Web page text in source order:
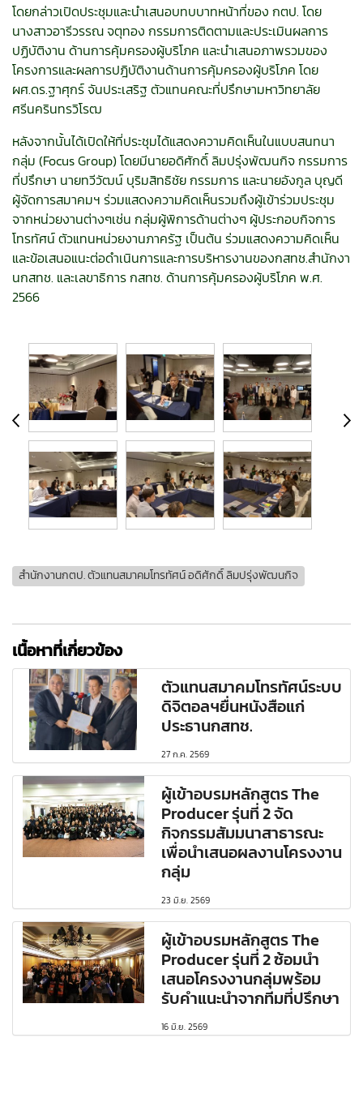
โดยกล่าวเปิดประชุมและนำเสนอบทบบาทหน้าที่ของ กตป. โดย
นางสาวอารีวรรณ จตุทอง กรรมการติดตามและประเมินผลการ
ปฏิบัติงาน ด้านการคุ้มครองผู้บริโภค และนำเสนอภาพรวมของ
โครงการและผลการปฎิบัติงานด้านการคุ้มครองผู้บริโภค โดย
ผศ.ดร.ฐาศุกร์ จันประเสริฐ ตัวแทนคณะที่ปรึกษามหาวิทยาลัย
ศรีนครินทรวิโรฒ
หลังจากนั้นได้เปิดให้ที่ประชุมได้แสดงความคิดเห็นในแบบสนทนา
กลุ่ม (Focus Group) โดยมีนายอดิศักดิ์ ลิมปรุ่งพัฒนกิจ กรรมการ
ที่ปรึกษา นายทวีวัฒน์ บุริมสิทธิชัย กรรมการ และนายอังกูล บุญดี
ผู้จัดการสมาคมฯ ร่วมแสดงความคิดเห็นรวมถึงผู้เข้าร่วมประชุม
จากหน่วยงานต่างๆเช่น กลุ่มผู้พิการด้านต่างๆ ผู้ประกอบกิจการ
โทรทัศน์ ตัวแทนหน่วยงานภาครัฐ เป็นต้น ร่วมแสดงความคิดเห็น
และข้อเสนอแนะต่อดำเนินการและการบริหารงานของกสทช.สำนักงา
นกสทช. และเลขาธิการ กสทช. ด้านการคุ้มครองผู้บริโภค พ.ศ.
2566
สำนักงานกตป. ตัวแทนสมาคมโทรทัศน์ อดิศักดิ์ ลิมปรุ่งพัฒนกิจ
เนื้อหาที่เกี่ยวข้อง
ตัวแทนสมาคมโทรทัศน์ระบบ
ดิจิตอลฯยื่นหนังสือแก่
ประธานกสทช.
27 ก.ค. 2569
ผู้เข้าอบรมหลักสูตร The
Producer รุ่นที่ 2 จัด
กิจกรรมสัมมนาสาธารณะ
เพื่อนำเสนอผลงานโครงงาน
กลุ่ม
23 มิ.ย. 2569
ผู้เข้าอบรมหลักสูตร The
Producer รุ่นที่ 2 ซ้อมนำ
เสนอโครงงานกลุ่มพร้อม
รับคำแนะนำจากทีมที่ปรึกษา
16 มิ.ย. 2569